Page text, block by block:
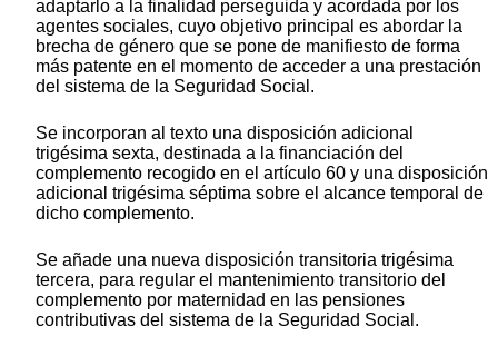
adaptarlo a la finalidad perseguida y acordada por los
agentes sociales, cuyo objetivo principal es abordar la
brecha de género que se pone de manifiesto de forma
más patente en el momento de acceder a una prestación
del sistema de la Seguridad Social.
Se incorporan al texto una disposición adicional
trigésima sexta, destinada a la financiación del
complemento recogido en el artículo 60 y una disposición
adicional trigésima séptima sobre el alcance temporal de
dicho complemento.
Se añade una nueva disposición transitoria trigésima
tercera, para regular el mantenimiento transitorio del
complemento por maternidad en las pensiones
contributivas del sistema de la Seguridad Social.